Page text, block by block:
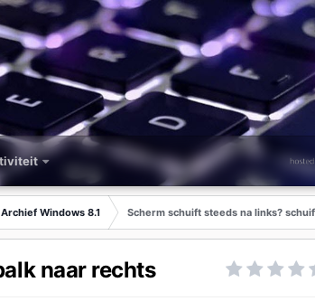
Archief Windows 8.1 Scherm schuift steeds na links?
naar rechts